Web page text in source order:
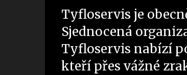
Tyfloservis je
Sjednocená
Tyfloservis nabízí
kteří přes vážné